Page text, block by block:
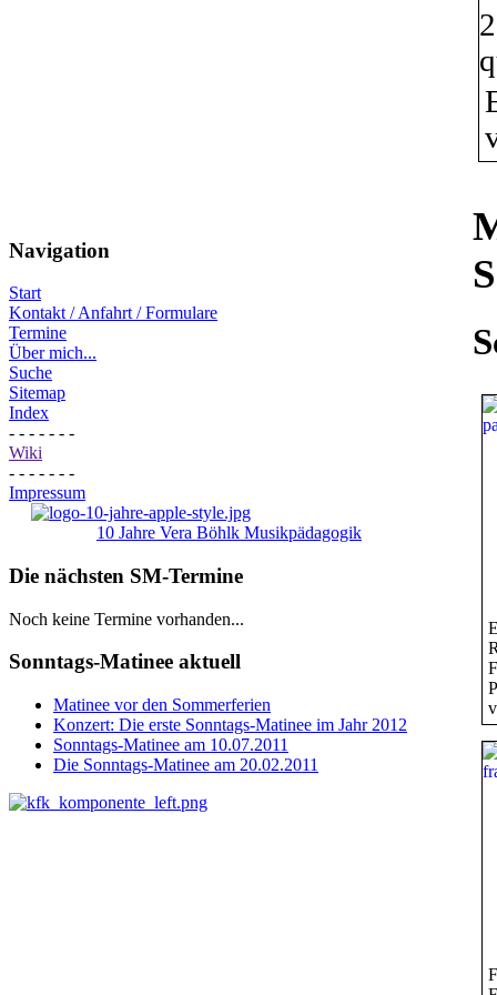
Navigation
Start
Kontakt / Anfahrt / Formulare
Termine
Über mich...
Suche
Sitemap
Index
- - - - - - -
Wiki
- - - - - - -
Impressum
10 Jahre Vera Böhlk Musikpädagogik
Die nächsten SM-Termine
Noch keine Termine vorhanden...
Sonntags-Matinee aktuell
Matinee vor den Sommerferien
Konzert: Die erste Sonntags-Matinee im Jahr 2012
Sonntags-Matinee am 10.07.2011
Die Sonntags-Matinee am 20.02.2011